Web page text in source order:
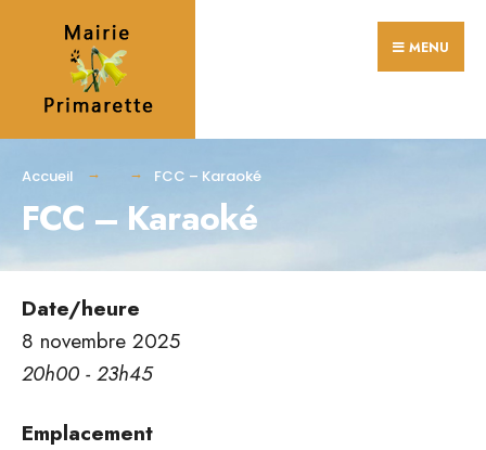
content
MENU
Accueil FCC – Karaoké
FCC – Karaoké
Date/heure
8 novembre 2025
20h00 - 23h45
Emplacement
for: